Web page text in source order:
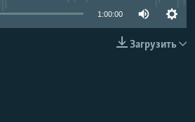
КРЫМА
1:00:00
Загрузить